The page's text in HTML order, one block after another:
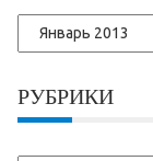
Более
ранние
РУБРИКИ